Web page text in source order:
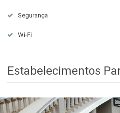
Segurança
Wi-Fi
Estabelecimentos